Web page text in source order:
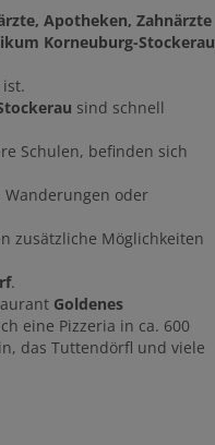
Apotheken, Zahnärzte
Korneuburg-Stockerau
sind schnell
Schulen, befinden sich
oder
zusätzliche Möglichkeiten
.
Goldenes
eine Pizzeria in ca. 600
das Tuttendörfl und viele